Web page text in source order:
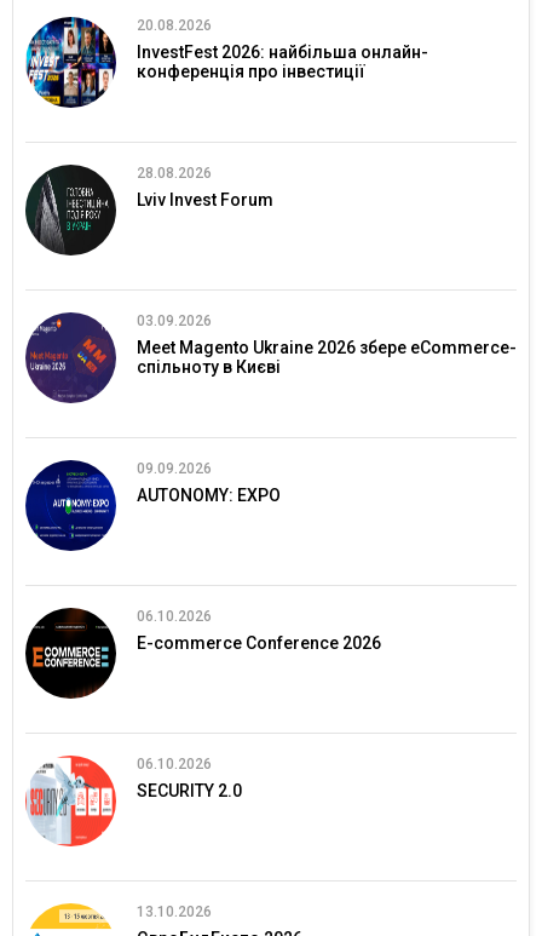
20.08.2026
InvestFest 2026: найбільша онлайн-
конференція про інвестиції
28.08.2026
Lviv Invest Forum
03.09.2026
Meet Magento Ukraine 2026 збере eCommerce-
спільноту в Києві
09.09.2026
AUTONOMY: EXPO
06.10.2026
E-commerce Conference 2026
06.10.2026
SECURITY 2.0
13.10.2026